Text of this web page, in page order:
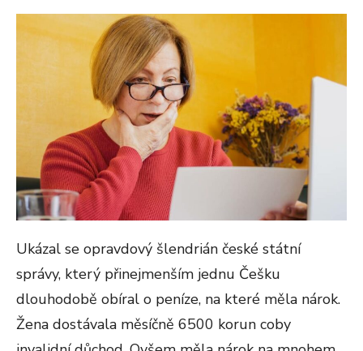
Ukázal se opravdový šlendrián české státní
správy, který přinejmenším jednu Češku
dlouhodobě obíral o peníze, na které měla nárok.
Žena dostávala měsíčně 6500 korun coby